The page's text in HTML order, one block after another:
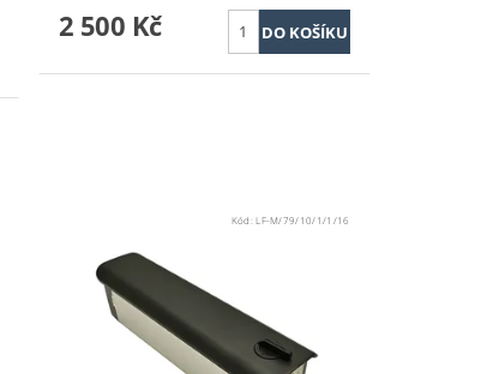
2 500 Kč
Kód:LF-M/79/10/1/1/16